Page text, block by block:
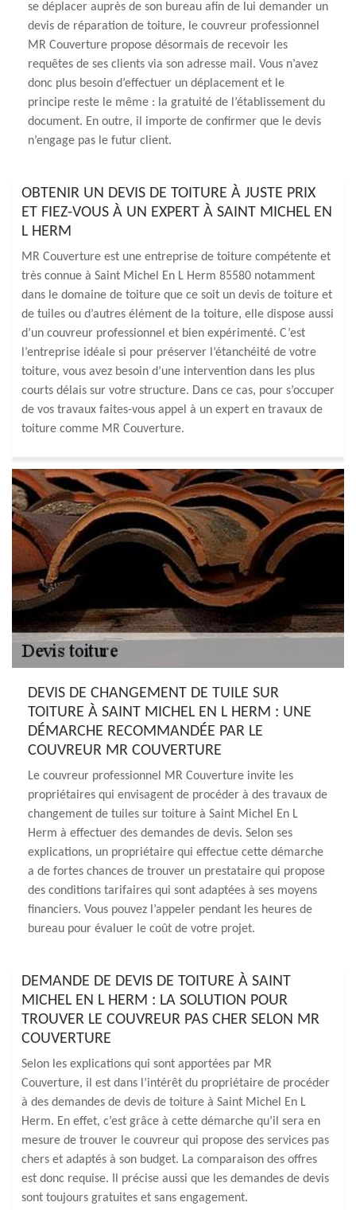
se déplacer auprès de son bureau afin de lui demander un
devis de réparation de toiture, le couvreur professionnel
MR Couverture propose désormais de recevoir les
requêtes de ses clients via son adresse mail. Vous n’avez
donc plus besoin d’effectuer un déplacement et le
principe reste le même : la gratuité de l’établissement du
document. En outre, il importe de confirmer que le devis
n’engage pas le futur client.
OBTENIR UN DEVIS DE TOITURE À JUSTE PRIX
ET FIEZ-VOUS À UN EXPERT À SAINT MICHEL EN
L HERM
MR Couverture est une entreprise de toiture compétente et
très connue à Saint Michel En L Herm 85580 notamment
dans le domaine de toiture que ce soit un devis de toiture et
de tuiles ou d’autres élément de la toiture, elle dispose aussi
d’un couvreur professionnel et bien expérimenté. C’est
l’entreprise idéale si pour préserver l’étanchéité de votre
toiture, vous avez besoin d’une intervention dans les plus
courts délais sur votre structure. Dans ce cas, pour s’occuper
de vos travaux faites-vous appel à un expert en travaux de
toiture comme MR Couverture.
DEVIS DE CHANGEMENT DE TUILE SUR
TOITURE À SAINT MICHEL EN L HERM : UNE
DÉMARCHE RECOMMANDÉE PAR LE
COUVREUR MR COUVERTURE
Le couvreur professionnel MR Couverture invite les
propriétaires qui envisagent de procéder à des travaux de
changement de tuiles sur toiture à Saint Michel En L
Herm à effectuer des demandes de devis. Selon ses
explications, un propriétaire qui effectue cette démarche
a de fortes chances de trouver un prestataire qui propose
des conditions tarifaires qui sont adaptées à ses moyens
financiers. Vous pouvez l’appeler pendant les heures de
bureau pour évaluer le coût de votre projet.
DEMANDE DE DEVIS DE TOITURE À SAINT
MICHEL EN L HERM : LA SOLUTION POUR
TROUVER LE COUVREUR PAS CHER SELON MR
COUVERTURE
Selon les explications qui sont apportées par MR
Couverture, il est dans l’intérêt du propriétaire de procéder
à des demandes de devis de toiture à Saint Michel En L
Herm. En effet, c’est grâce à cette démarche qu’il sera en
mesure de trouver le couvreur qui propose des services pas
chers et adaptés à son budget. La comparaison des offres
est donc requise. Il précise aussi que les demandes de devis
sont toujours gratuites et sans engagement.